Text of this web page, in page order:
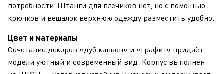
потребности. Штанги для плечиков нет, но с помощью
крючков и вешалок верхнюю одежду разместить удобно.
Цвет и материалы
Сочетание декоров «дуб каньон» и «графит» придаёт
модели уютный и современный вид. Корпус выполнен